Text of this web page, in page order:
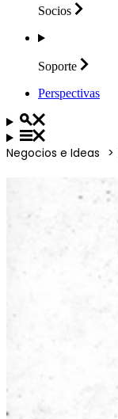
Socios
Soporte
Perspectivas
Negocios e Ideas